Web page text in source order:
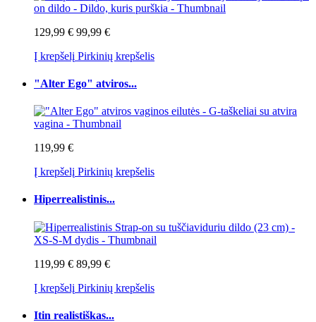
129,99 € 99,99 €
Į krepšelį Pirkinių krepšelis
"Alter Ego" atviros...
119,99 €
Į krepšelį Pirkinių krepšelis
Hiperrealistinis...
119,99 € 89,99 €
Į krepšelį Pirkinių krepšelis
Itin realistiškas...